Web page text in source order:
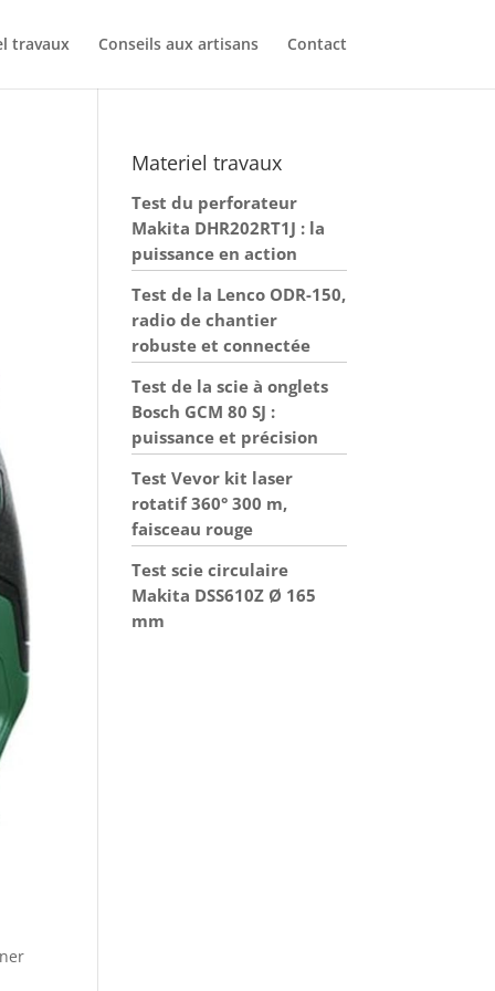
travaux Conseils aux artisans Contact
Materiel travaux
Test du perforateur
Makita DHR202RT1J : la
puissance en action
Test de la Lenco ODR-150,
radio de chantier
robuste et connectée
Test de la scie à onglets
Bosch GCM 80 SJ :
puissance et précision
Test Vevor kit laser
rotatif 360° 300 m,
faisceau rouge
Test scie circulaire
Makita DSS610Z Ø 165
mm